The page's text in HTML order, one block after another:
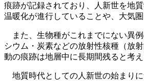
痕跡が記録されており、人新世を地
温暖化が進行していることや、大気
また、生物種がこれまでにない異
シウム・炭素などの放射性核種（放
動の痕跡は地層中に長期間残ると考
地質時代としての人新世の始まり